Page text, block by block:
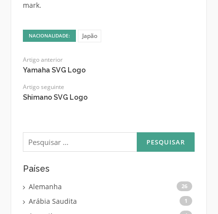
mark.
NACIONALIDADE: Japão
Artigo anterior
Yamaha SVG Logo
Artigo seguinte
Shimano SVG Logo
Pesquisar
por:
Países
Alemanha 26
Arábia Saudita 1